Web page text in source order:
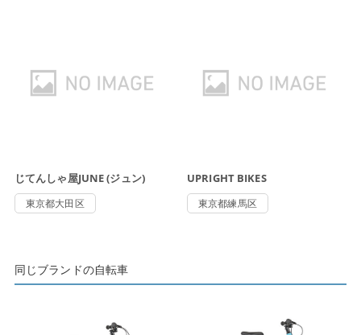
じてんしゃ屋JUNE (ジュン)
東京都大田区
UPRIGHT BIKES
東京都練馬区
同じブランドの自転車